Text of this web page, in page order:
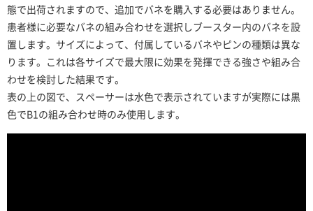
態で出荷されますので、追加でバネを購入する必要はありません。
患者様に必要なバネの組み合わせを選択しブースター内のバネを設
置します。サイズによって、付属しているバネやピンの種類は異な
ります。これは各サイズで最大限に効果を発揮できる強さや組み合
わせを検討した結果です。
表の上の図で、スペーサーは水色で表示されていますが実際には黒
色でB1の組み合わせ時のみ使用します。